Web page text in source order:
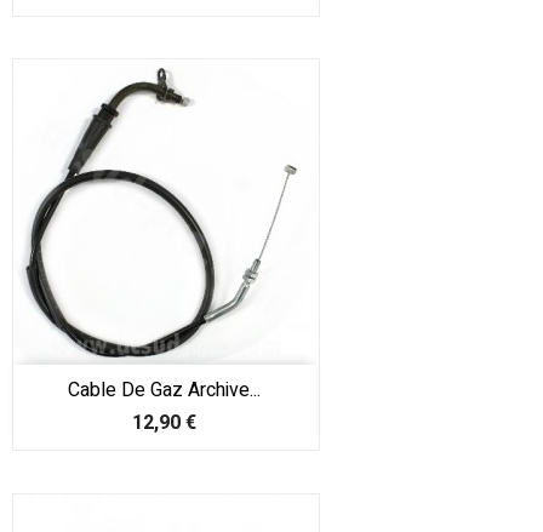
Cable De Gaz Archive...
Prix
12,90 €